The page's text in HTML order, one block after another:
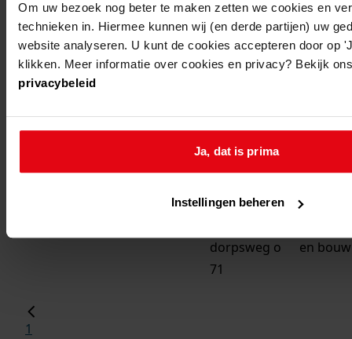
Om uw bezoek nog beter te maken zetten we cookies en
technieken in. Hiermee kunnen wij (en derde partijen) uw
website analyseren. U kunt de cookies accepteren door op
klikken. Meer informatie over cookies en privacy? Bekijk
privacybeleid
Ja, dat is prima
Instellingen beheren
midwoud oostwoud,
oosteinde 49
bouwen
garage
midwoud oostwoud,
bouw
midwoud
oostwoud,
dorpsweg o
71
en
1